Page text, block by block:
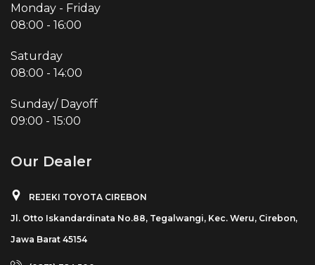
Monday - Friday
08:00 - 16:00
Saturday
08:00 - 14:00
Sunday/ Dayoff
09:00 - 15:00
Our Dealer
REJEKI TOYOTA CIREBON
Jl. Otto Iskandardinata No.88, Tegalwangi, Kec. Weru, Cirebon,
Jawa Barat 45154